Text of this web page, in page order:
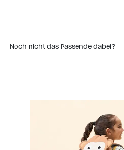
Noch nicht das Passende dabei?